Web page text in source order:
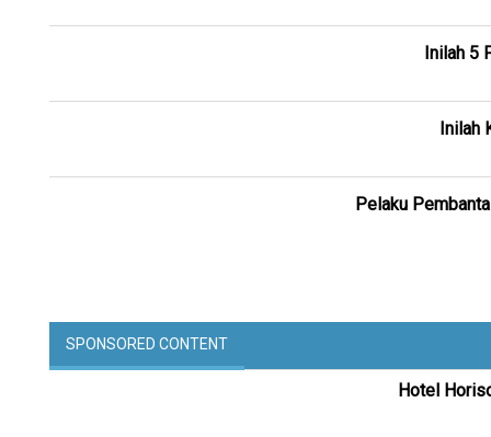
Inilah 5
Inilah
Pelaku
SPONSORED CONTENT
Hotel